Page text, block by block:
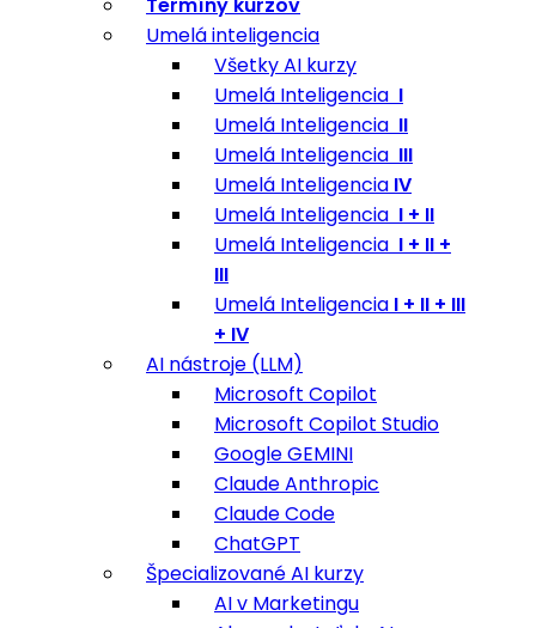
Umelá inteligencia
Všetky AI kurzy
Umelá Inteligencia I
Umelá Inteligencia II
Umelá Inteligencia III
Umelá Inteligencia IV
Umelá Inteligencia I + II
Umelá Inteligencia I + II +
III
Umelá Inteligencia I + II + III
+ IV
AI nástroje (LLM)
Microsoft Copilot
Microsoft Copilot Studio
Google GEMINI
Claude Anthropic
Claude Code
ChatGPT
Špecializované AI kurzy
AI v Marketingu